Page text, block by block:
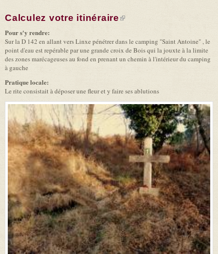
Calculez votre itinéraire(link is external)
Pour s'y rendre:
Sur la D 142 en allant vers Linxe pénétrer dans le camping "Saint Antoine" , le
point d'eau est repérable par une grande croix de Bois qui la jouxte à la limite
des zones marécageuses au fond en prenant un chemin à l'intérieur du camping
à gauche
Pratique locale:
Le rite consistait à déposer une fleur et y faire ses ablutions